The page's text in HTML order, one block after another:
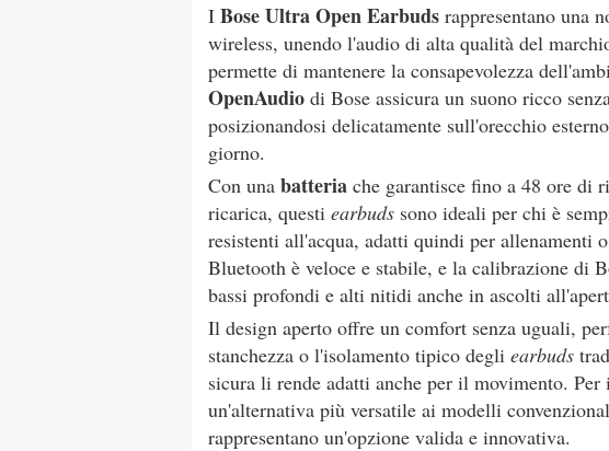
I Bose Ultra Open Earbuds rappresentano una
wireless, unendo l'audio di alta qualità del
permette di mantenere la consapevolezza
OpenAudio di Bose assicura un suono ricco
posizionandosi delicatamente sull'orecchio
giorno.
Con una batteria che garantisce fino a 48 ore di
ricarica, questi earbuds sono ideali per chi è
resistenti all'acqua, adatti quindi per allenamenti
Bluetooth è veloce e stabile, e la calibrazione di
bassi profondi e alti nitidi anche in ascolti
Il design aperto offre un comfort senza uguali,
stanchezza o l'isolamento tipico degli earbuds
sicura li rende adatti anche per il movimento.
un'alternativa più versatile ai modelli
rappresentano un'opzione valida e innovativa.